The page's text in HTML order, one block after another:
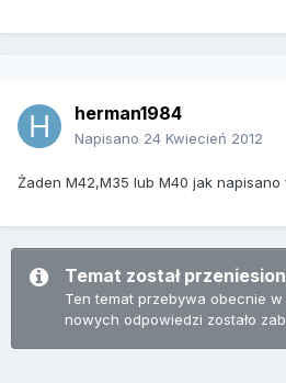
herman1984
Napisano 24 Kwiecień 2012
Żaden M42,M35 lub M40 jak napisano
Temat został
Ten temat przebywa obecnie
nowych odpowiedzi zostało